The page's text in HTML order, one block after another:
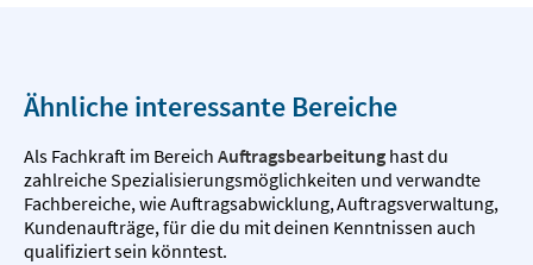
Ähnliche interessante Bereiche
Als Fachkraft im Bereich Auftragsbearbeitung hast du
zahlreiche Spezialisierungsmöglichkeiten und verwandte
Fachbereiche, wieAuftragsabwicklung,Auftragsverwaltung,
Kundenaufträge,für die du mit deinen Kenntnissen auch
qualifiziert sein könntest.